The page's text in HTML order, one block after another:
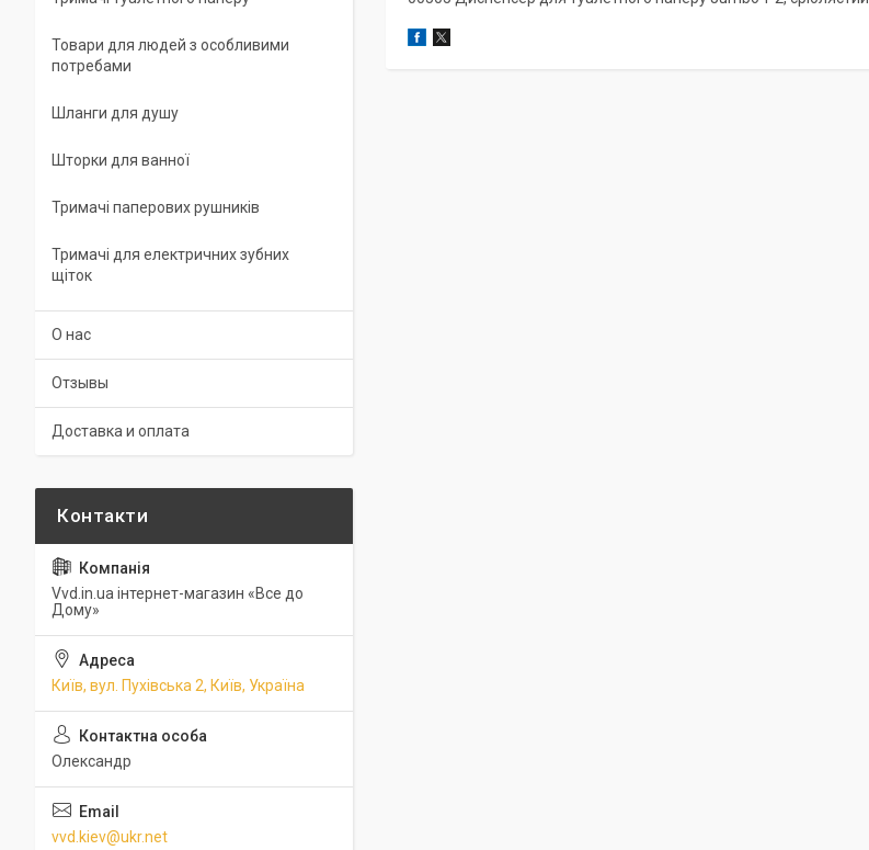
Товари для людей з особливими
потребами
Шланги для душу
Шторки для ванної
Тримачі паперових рушників
Тримачі для електричних зубних
щіток
О нас
Отзывы
Доставка и оплата
Vvd.in.ua інтернет-магазин «Все до
Дому»
Київ, вул. Пухівська 2, Київ, Україна
Олександр
vvd.kiev@ukr.net